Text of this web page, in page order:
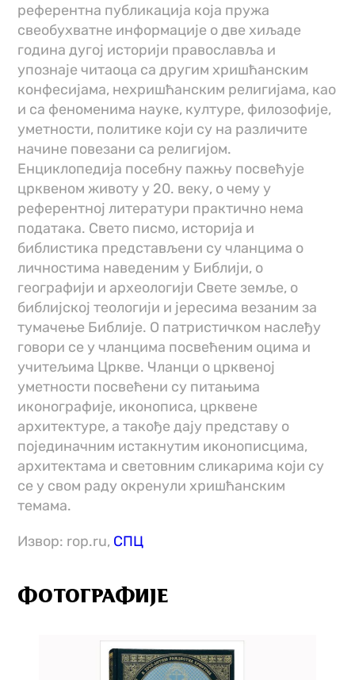
референтна публикација која пружа
свеобухватне информације о две хиљаде
година дугој историји православља и
упознаје читаоца са другим хришћанским
конфесијама, нехришћанским религијама, као
и са феноменима науке, културе, филозофије,
уметности, политике који су на различите
начине повезани са религијом.
Енциклопедија посебну пажњу посвећује
црквеном животу у 20. веку, о чему у
референтној литератури практично нема
података. Свето писмо, историја и
библистика представљени су чланцима о
личностима наведеним у Библији, о
географији и археологији Свете земље, о
библијској теологији и јересима везаним за
тумачење Библије. О патристичком наслеђу
говори се у чланцима посвећеним оцима и
учитељима Цркве. Чланци о црквеној
уметности посвећени су питањима
иконографије, иконописа, црквене
архитектуре, а такође дају представу о
појединачним истакнутим иконописцима,
архитектама и световним сликарима који су
се у свом раду окренули хришћанским
темама.
Извор: rop.ru, СПЦ
ФОТОГРАФИЈЕ